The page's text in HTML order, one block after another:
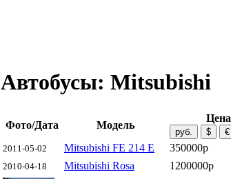
Автобусы: Mitsubishi
Фото/Дата Модель
Цена
2011-05-02 Mitsubishi FE 214 E 350000р
2010-04-18 Mitsubishi Rosa 1200000р